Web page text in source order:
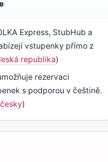
Express, StubHub a
vstupenky přímo z
republika)
rezervaci
s podporou v češtině.
)